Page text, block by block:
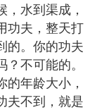
水到渠成，
功夫，整天打
的。你的功夫
不可能的。
年龄大小，
夫不到，就是